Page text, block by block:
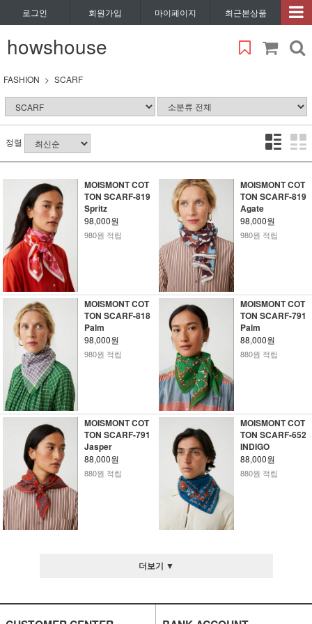
로그인 회원가입 마이페이지 최근본상품
howshouse
FASHION SCARF
정렬
MOISMONT COT
TON SCARF-819
Spritz
98,000원
980원 적립
MOISMONT COT
TON SCARF-819
Agate
98,000원
980원 적립
MOISMONT COT
TON SCARF-818
Palm
98,000원
980원 적립
MOISMONT COT
TON SCARF-791
Palm
88,000원
880원 적립
MOISMONT COT
TON SCARF-791
Jasper
88,000원
880원 적립
MOISMONT COT
TON SCARF-652
INDIGO
88,000원
880원 적립
더보기 ▼